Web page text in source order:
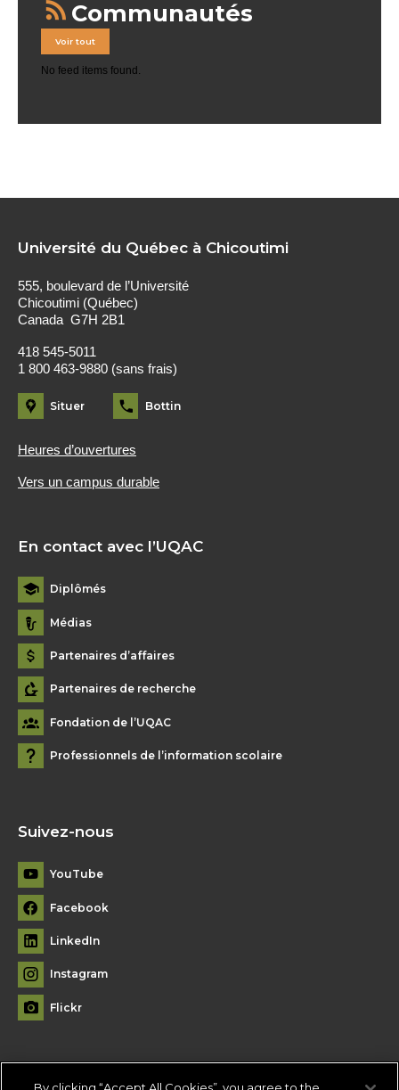
Communautés
Voir tout
No feed items found.
Université du Québec à Chicoutimi
555, boulevard de l’Université
Chicoutimi (Québec)
Canada G7H 2B1
418 545-5011
1 800 463-9880 (sans frais)
Situer Bottin
Heures d’ouvertures
Vers un campus durable
En contact avec l’UQAC
Diplômés
Médias
Partenaires d’affaires
Partenaires de recherche
Fondation de l’UQAC
Professionnels de l’information scolaire
Suivez-nous
YouTube
Facebook
LinkedIn
Instagram
Flickr